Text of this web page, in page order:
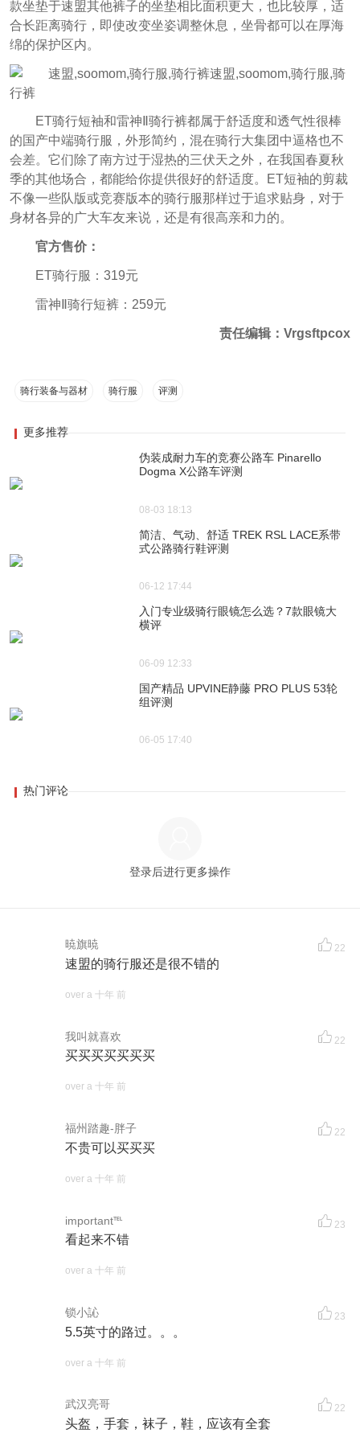
款坐垫于速盟其他裤子的坐垫相比面积更大，也比较厚，适
合长距离骑行，即使改变坐姿调整休息，坐骨都可以在厚海
绵的保护区内。
ET骑行短袖和雷神Ⅱ骑行裤都属于舒适度和透气性很棒
的国产中端骑行服，外形简约，混在骑行大集团中逼格也不
会差。它们除了南方过于湿热的三伏天之外，在我国春夏秋
季的其他场合，都能给你提供很好的舒适度。ET短袖的剪裁
不像一些队版或竞赛版本的骑行服那样过于追求贴身，对于
身材各异的广大车友来说，还是有很高亲和力的。
官方售价：
ET骑行服：319元
雷神Ⅱ骑行短裤：259元
责任编辑：Vrgsftpcox
骑行装备与器材 骑行服 评测
更多推荐
伪装成耐力车的竞赛公路车 Pinarello
Dogma X公路车评测
08-03 18:13
简洁、气动、舒适 TREK RSL LACE系带
式公路骑行鞋评测
06-12 17:44
入门专业级骑行眼镜怎么选？7款眼镜大
横评
06-09 12:33
国产精品 UPVINE静藤 PRO PLUS 53轮
组评测
06-05 17:40
热门评论
登录后进行更多操作
暁旗暁 22
速盟的骑行服还是很不错的
over a 十年 前
我叫就喜欢 22
买买买买买买买
over a 十年 前
福州踏趣-胖子 22
不贵可以买买买
over a 十年 前
important℡ 23
看起来不错
over a 十年 前
锁小訫 23
5.5英寸的路过。。。
over a 十年 前
武汉亮哥 22
头盔，手套，袜子，鞋，应该有全套